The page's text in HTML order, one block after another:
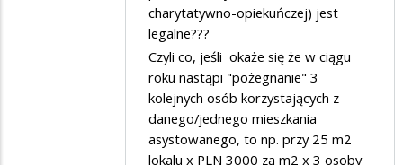
charytatywno-opiekuńczej) jest
legalne???
Czyli co, jeśli okaże się że w ciągu
roku nastąpi "pożegnanie" 3
kolejnych osób korzystających z
danego/jednego mieszkania
asystowanego, to np. przy 25 m2
lokalu x PLN 3000 za m2 x 3 osoby